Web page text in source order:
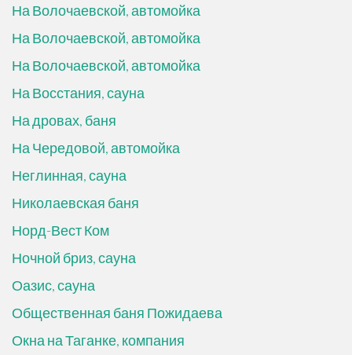
На Волочаевской, автомойка
На Волочаевской, автомойка
На Волочаевской, автомойка
На Восстания, сауна
На дровах, баня
На Чередовой, автомойка
Неглинная, сауна
Николаевская баня
Норд-Вест Ком
Ночной бриз, сауна
Оазис, сауна
Общественная баня Пожидаева
Окна на Таганке, компания